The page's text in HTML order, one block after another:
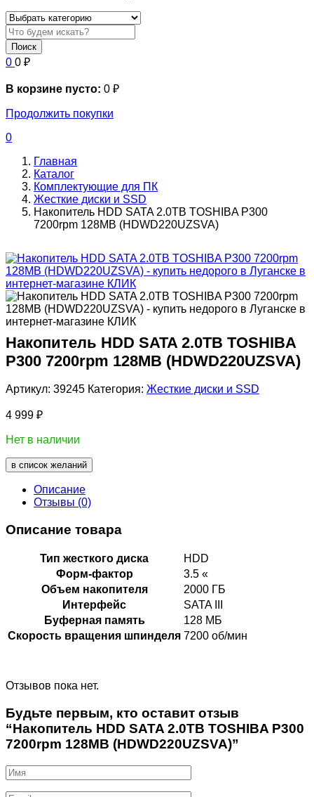
Поиск
0 0 ₽
В корзине пусто: 0 ₽
Продолжить покупки
0
Главная
Каталог
Комплектующие для ПК
Жесткие диски и SSD
Накопитель HDD SATA 2.0TB TOSHIBA P300
7200rpm 128MB (HDWD220UZSVA)
Накопитель HDD SATA 2.0TB TOSHIBA
P300 7200rpm 128MB (HDWD220UZSVA)
Артикул: 39245 Категория: Жесткие диски и SSD
4 999 ₽
Нет в наличии
в список желаний
Описание
Отзывы (0)
Описание товара
Тип жесткого диска
HDD
Форм-фактор
3.5 «
Объем накопителя
2000 ГБ
Интерфейс
SATA III
Буферная память
128 МБ
Скорость вращения шпинделя 7200 об/мин
Отзывов пока нет.
Будьте первым, кто оставит отзыв
“Накопитель HDD SATA 2.0TB TOSHIBA P300
7200rpm 128MB (HDWD220UZSVA)”